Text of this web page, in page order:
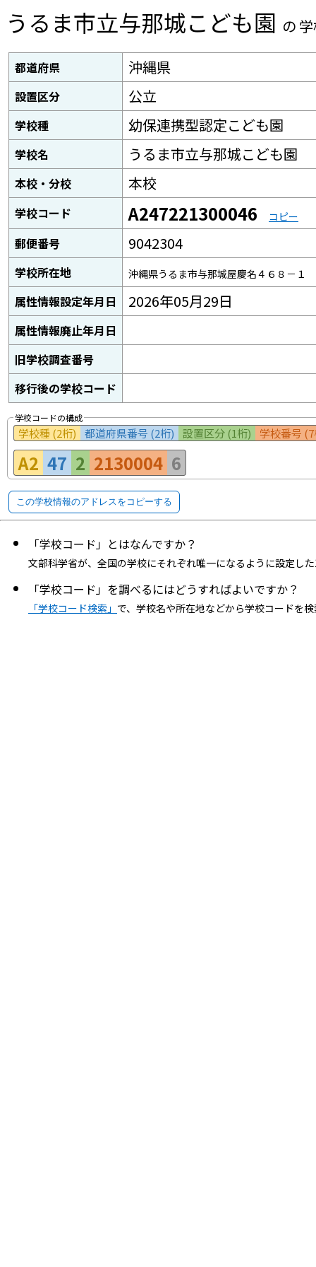
うるま市立与那城こども園 の
都道府県 沖縄県
設置区分 公立
学校種 幼保連携型認定こども園
学校名 うるま市立与那城こども園
本校・分校 本校
学校コード A247221300046 コピー
郵便番号 9042304
学校所在地 沖縄県うるま市与那城屋慶名４６８－１
属性情報設定年月日 2026年05月29日
属性情報廃止年月日
旧学校調査番号
移行後の学校コード
学校コードの構成
学校種 (2桁) 都道府県番号 (2桁) 設置区分 (1桁) 学校番号
A2 47 2 2130004 6
この学校情報のアドレスをコピーする
「学校コード」とはなんですか？
文部科学省が、全国の学校にそれぞれ唯一になるように設定し
「学校コード」を調べるにはどうすればよいですか？
「学校コード検索」 で、学校名や所在地などから学校コードを